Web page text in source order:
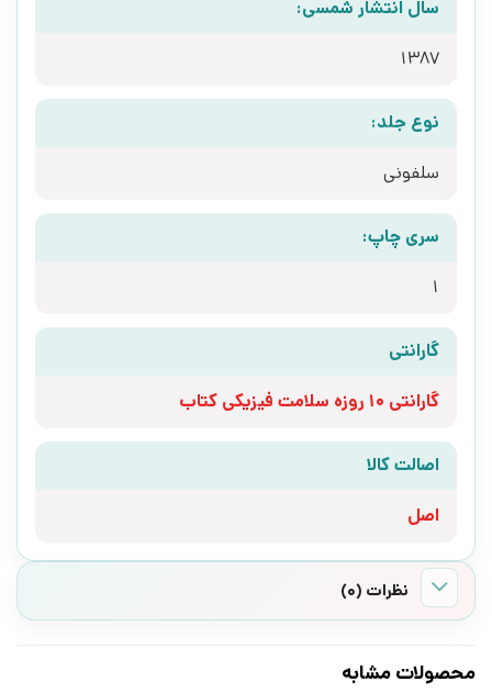
سال انتشار شمسی:
1387
نوع جلد:
سلفونی
سری چاپ:
1
گارانتی
گارانتی 10 روزه سلامت فیزیکی کتاب
اصالت کالا
اصل
نظرات (0)
محصولات مشابه